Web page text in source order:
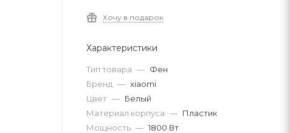
Хочу в подарок
Характеристики
Тип товара — Фен
Бренд — xiaomi
Цвет — Белый
Материал корпуса — Пластик
Мощность — 1800 Вт